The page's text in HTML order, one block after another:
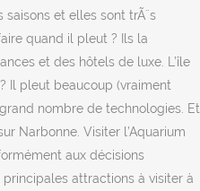
et elles sont trÃ¨s
quand il pleut ? Ils la
et des hôtels de luxe. L’île
Il pleut beaucoup (vraiment
nombre de technologies. Et
Narbonne. Visiter l’Aquarium
aux décisions
attractions à visiter à